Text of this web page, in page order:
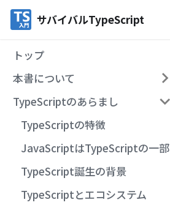
サバイバルTypeScript
トップ
本書について
TypeScriptのあらまし
TypeScriptの特徴
JavaScriptはTypeScriptの一部
TypeScript誕生の背景
TypeScriptとエコシステム